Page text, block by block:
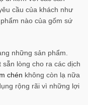
cầu của khách như
nào của gốm sứ
những sản phẩm.
lòng cho ra các dịch
chén không còn lạ nữa
rộng rãi vì những lợi